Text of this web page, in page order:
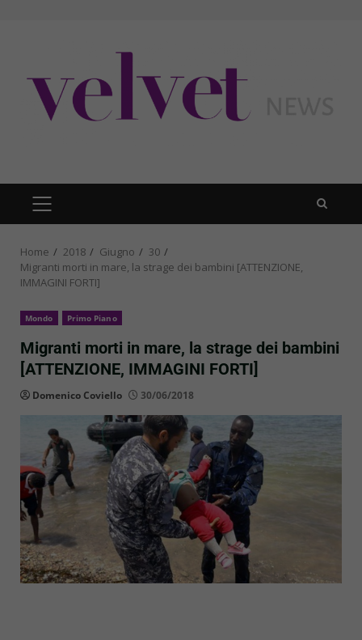
PRIMARY
MENU
Home 2018 Giugno
30
Migranti morti in mare, la strage dei bambini [ATTENZIONE,
IMMAGINI FORTI]
Mondo Primo Piano
Migranti morti in mare, la strage dei bambini
[ATTENZIONE, IMMAGINI FORTI]
Domenico Coviello 30/06/2018